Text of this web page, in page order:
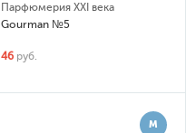
Парфюмерия XXI века
Gourman №5
46 руб.
М